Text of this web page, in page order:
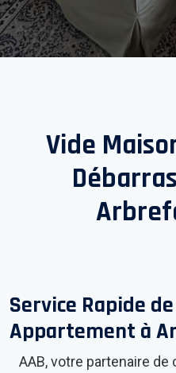
Vide
Service Rapide
Appartement à
AAB, votre partenaire de